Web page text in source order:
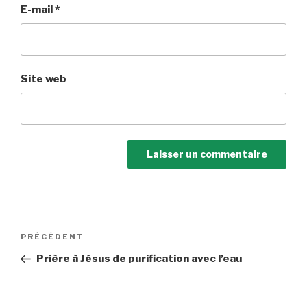
E-mail *
Site web
Navigation
l’article
Article
précédent
PRÉCÉDENT
Prière à Jésus de purification avec l’eau